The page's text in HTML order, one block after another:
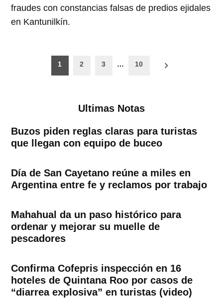
fraudes con constancias falsas de predios ejidales
en Kantunilkín.
Paginación
1 2 3 … 10
Ultimas Notas
Buzos piden reglas claras para turistas
que llegan con equipo de buceo
Día de San Cayetano reúne a miles en
Argentina entre fe y reclamos por trabajo
Mahahual da un paso histórico para
ordenar y mejorar su muelle de
pescadores
Confirma Cofepris inspección en 16
hoteles de Quintana Roo por casos de
“diarrea explosiva” en turistas (video)